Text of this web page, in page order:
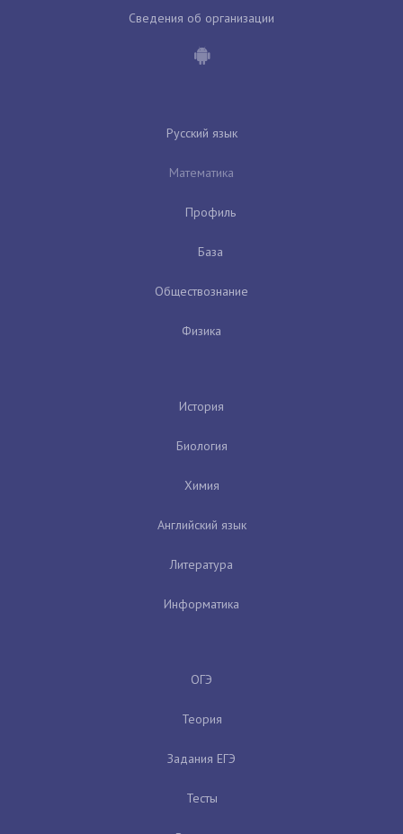
Сведения об организации
Русский язык
Математика
Профиль
База
Обществознание
Физика
История
Биология
Химия
Английский язык
Литература
Информатика
ОГЭ
Теория
Задания ЕГЭ
Тесты